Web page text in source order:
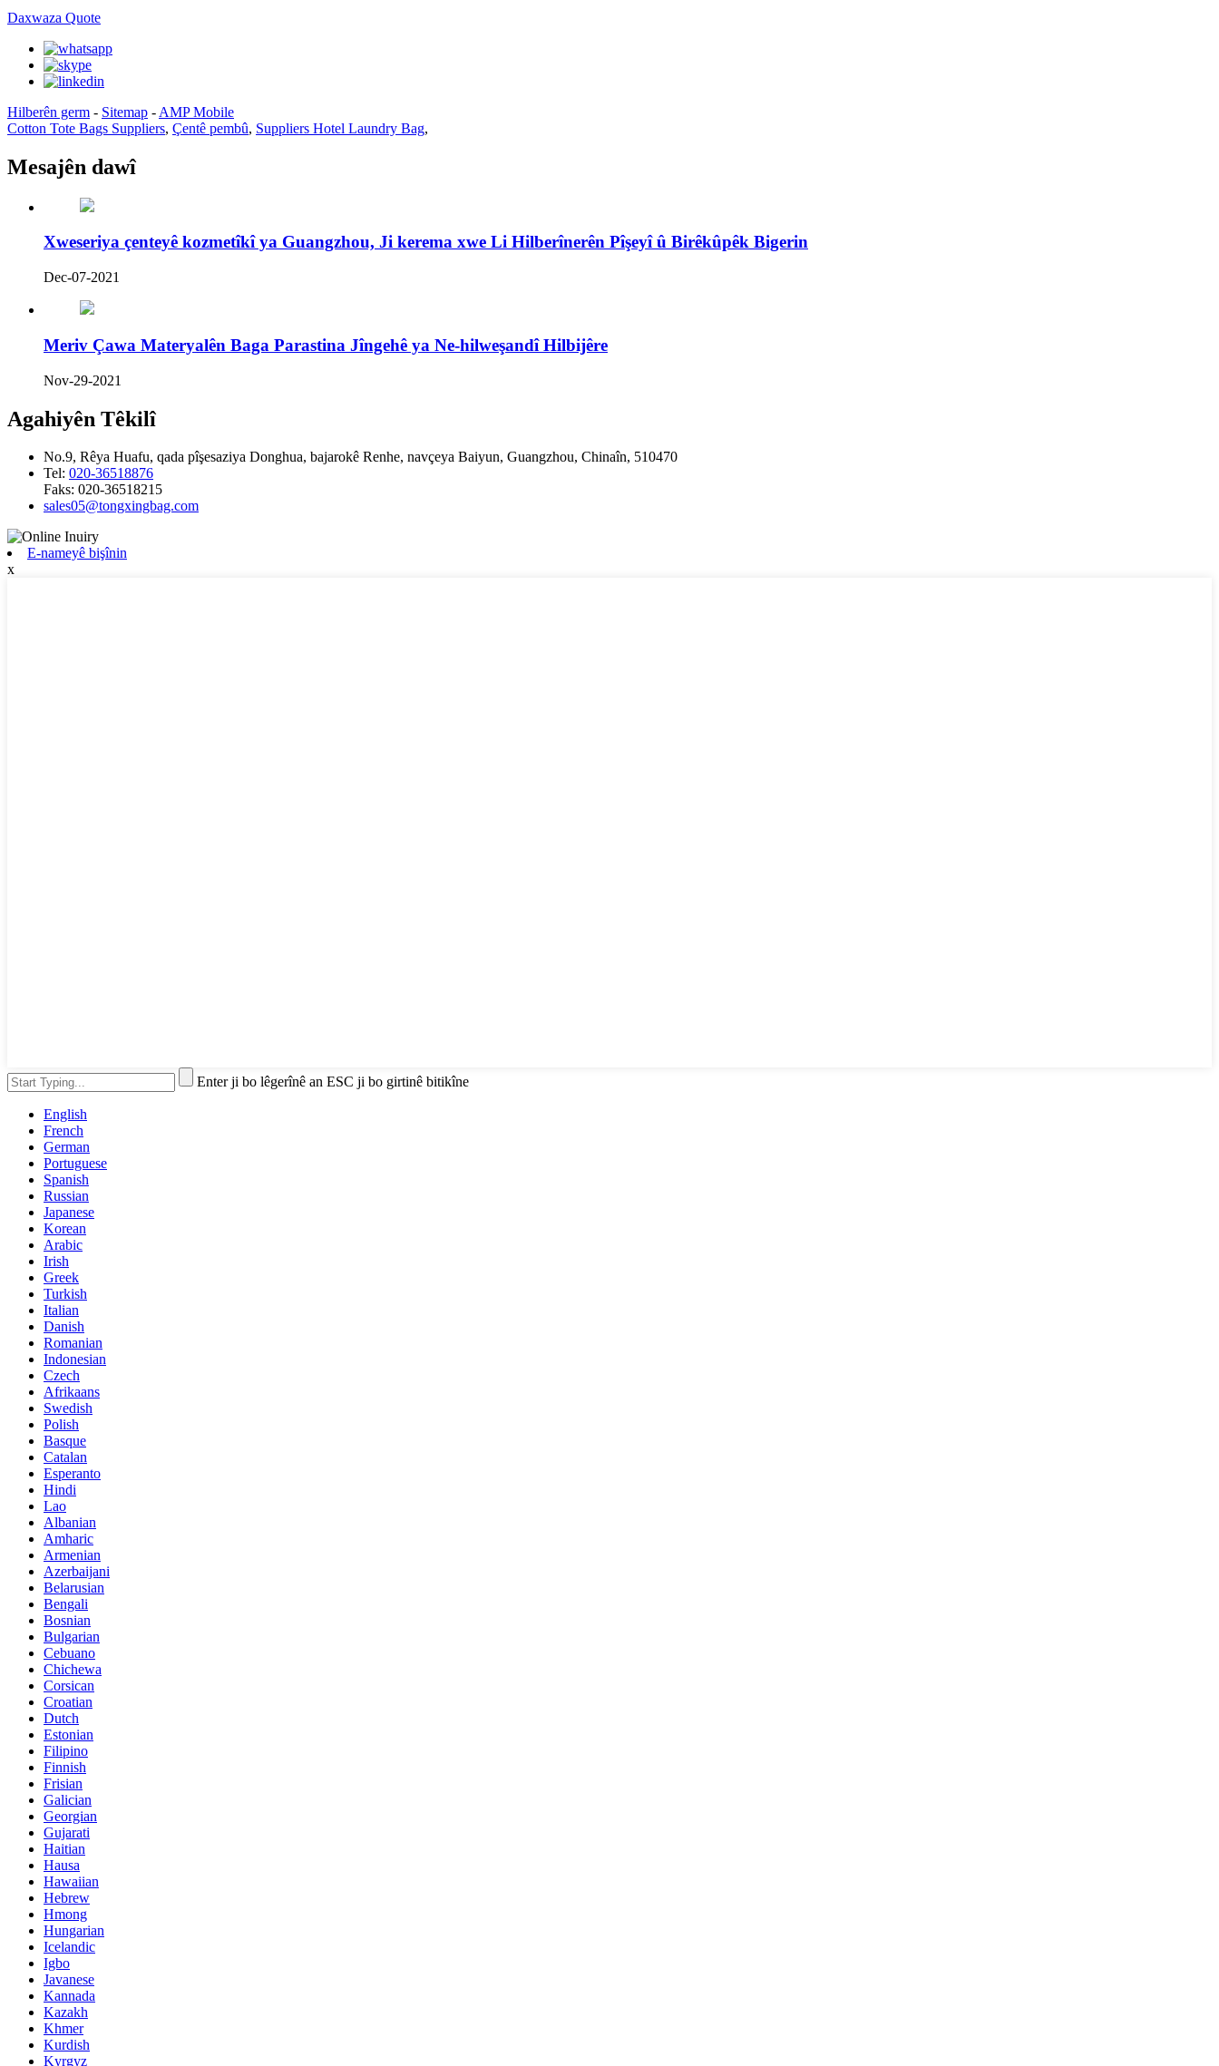
Daxwaza Quote
Hilberên germ - Sitemap - AMP Mobile
Cotton Tote Bags Suppliers, Çentê pembû, Suppliers Hotel Laundry Bag,
Mesajên dawî
Xweseriya çenteyê kozmetîkî ya Guangzhou, Ji kerema xwe Li Hilberînerên Pîşeyî û Birêkûpêk Bigerin
Dec-07-2021
Meriv Çawa Materyalên Baga Parastina Jîngehê ya Ne-hilweşandî Hilbijêre
Nov-29-2021
Agahiyên Têkilî
No.9, Rêya Huafu, qada pîşesaziya Donghua, bajarokê Renhe, navçeya Baiyun, Guangzhou, Chinaîn, 510470
Tel: 020-36518876
Faks: 020-36518215
sales05@tongxingbag.com
E-nameyê bişînin
x
Enter ji bo lêgerînê an ESC ji bo girtinê bitikîne
English
French
German
Portuguese
Spanish
Russian
Japanese
Korean
Arabic
Irish
Greek
Turkish
Italian
Danish
Romanian
Indonesian
Czech
Afrikaans
Swedish
Polish
Basque
Catalan
Esperanto
Hindi
Lao
Albanian
Amharic
Armenian
Azerbaijani
Belarusian
Bengali
Bosnian
Bulgarian
Cebuano
Chichewa
Corsican
Croatian
Dutch
Estonian
Filipino
Finnish
Frisian
Galician
Georgian
Gujarati
Haitian
Hausa
Hawaiian
Hebrew
Hmong
Hungarian
Icelandic
Igbo
Javanese
Kannada
Kazakh
Khmer
Kurdish
Kyrgyz